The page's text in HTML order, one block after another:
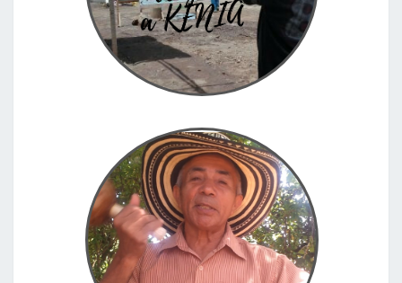
ya Kenya Superficie: 580 3672​ km² Población:
46 567 000 hab Capital: Nairobi
Fabricando una gaita colombiana
Desde Toulouse, Francia, nos teletransportamos a la
sierra de Santa Marta, Colombia 12.06.2017